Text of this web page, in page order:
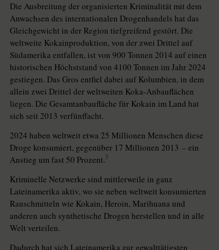
Die Ausbreitung der organisierten Kriminalität mit dem
Anwachsen des internationalen Drogenhandels hat das
Gleichgewicht in der Region tiefgreifend gestört. Die
weltweite Kokainproduktion, von der zwei Drittel auf
Südamerika entfallen, ist von 900 Tonnen 2014 auf einen
historischen Höchststand von 4100 Tonnen im Jahr 2024
gestiegen. Das Gros entfiel dabei auf Kolumbien, in dem
allein zwei Drittel der weltweiten Koka-Anbauflächen
liegen. Die Gesamtanbaufläche für Kokain im Land hat
sich seit 2013 verfünffacht.
2024 haben weltweit etwa 25 Millionen Menschen diese
Droge konsumiert, gegenüber 17 Millionen 2013 – ein
Anstieg um fast 50 Prozent.5
Kriminelle Netzwerke sind mittlerweile in ganz
Lateinamerika aktiv, wo sie neben weltweit konsumierten
Rauschmitteln wie Kokain, Heroin, Marihuana und
anderen auch synthetische Drogen herstellen und in alle
Welt verteilen.
Dadurch hat sich Lateinamerika zur gewalttätigsten